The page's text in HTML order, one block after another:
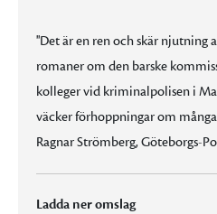
''Det är en ren och skär njutning
romaner om den barske
kolleger vid kriminalpolisen i
väcker förhoppningar om
Ragnar Strömberg, Göteborgs-
Ladda ner omslag